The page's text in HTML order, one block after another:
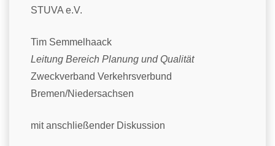
STUVA e.V.
Tim Semmelhaack
Leitung Bereich Planung und Qualität
Zweckverband Verkehrsverbund
Bremen/Niedersachsen
mit anschließender Diskussion